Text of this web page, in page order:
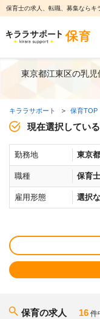
保育士の求人、転職、募集ならキ
東京都江東区の乳
キララサポート 保育TOP
現在選択してい
勤務地 東京
職種 保育士
雇用形態 選択
保育の求人 16 件